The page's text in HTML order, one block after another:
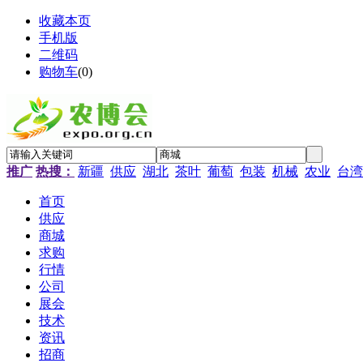
收藏本页
手机版
二维码
购物车(0)
推广 热搜： 新疆 供应 湖北 茶叶 葡萄 包装 机械 农业 台湾
首页
供应
商城
求购
行情
公司
展会
技术
资讯
招商